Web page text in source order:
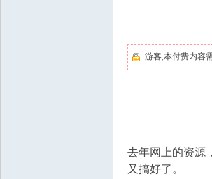
游客,本付费内容
去年网上的资源
又搞好了。